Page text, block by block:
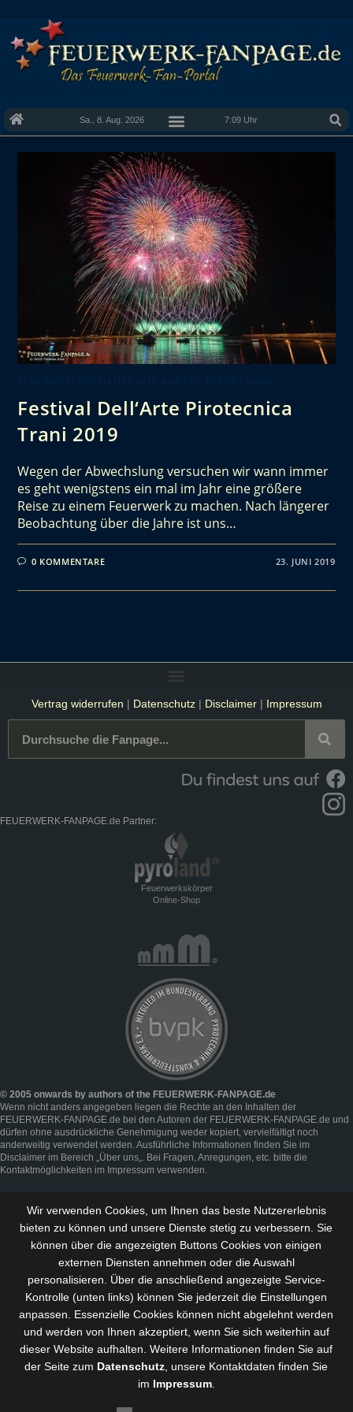
Sa., 8. Aug. 2026 7:09 Uhr
Festival Dell‘Arte Pirotecnica
Trani 2019
Wegen der Abwechslung versuchen wir wann immer
es geht wenigstens ein mal im Jahr eine größere
Reise zu einem Feuerwerk zu machen. Nach längerer
Beobachtung über die Jahre ist uns…
0 KOMMENTARE 23. JUNI 2019
Vertrag widerrufen | Datenschutz| Disclaimer| Impressum
FEUERWERK-FANPAGE.de Partner:
Feuerwerkskörper
Online-Shop
© 2005 onwards by authors of the FEUERWERK-FANPAGE.de
Wenn nicht anders angegeben liegen die Rechte an den Inhalten der
FEUERWERK-FANPAGE.de bei den Autoren der FEUERWERK-FANPAGE.de und
dürfen ohne ausdrückliche Genehmigung weder kopiert, vervielfältigt noch
anderweitig verwendet werden. Ausführliche Informationen finden Sie im
Disclaimer im Bereich „Über uns„. Bei Fragen, Anregungen, etc. bitte die
Kontaktmöglichkeiten im Impressum verwenden.
Wir verwenden Cookies, um Ihnen das beste Nutzererlebnis
bieten zu können und unsere Dienste stetig zu verbessern . Sie
können über die angezeigten Buttons Cookies von einigen
externen Diensten annehmen oder die Auswahl
personalisieren. Über die anschließend angezeigte Service-
Kontrolle (unten links) können Sie jederzeit die Einstellungen
anpassen. Essenzielle Cookies können nicht abgelehnt werden
und werden von Ihnen akzeptiert, wenn Sie sich weiterhin auf
dieser Website aufhalten. Weitere Informationen finden Sie auf
der Seite zum Datenschutz , unsere Kontaktdaten finden Sie
im Impressum.